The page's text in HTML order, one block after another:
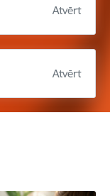
Atvērt
Atvērt